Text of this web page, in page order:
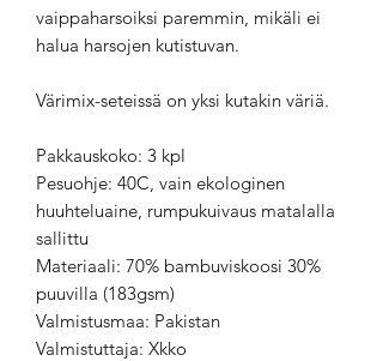
vaippaharsoiksi paremmin, mikäli ei
halua harsojen kutistuvan.
Värimix-seteissä on yksi kutakin väriä.
Pakkauskoko: 3 kpl
Pesuohje: 40C, vain ekologinen
huuhteluaine, rumpukuivaus matalalla
sallittu
Materiaali: 70% bambuviskoosi 30%
puuvilla (183gsm)
Valmistusmaa: Pakistan
Valmistuttaja: Xkko